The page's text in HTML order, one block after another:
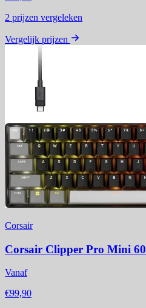
2 prijzen vergeleken
Vergelijk prijzen
Corsair
Corsair Clipper Pro Mini 60
Vanaf
€99,90